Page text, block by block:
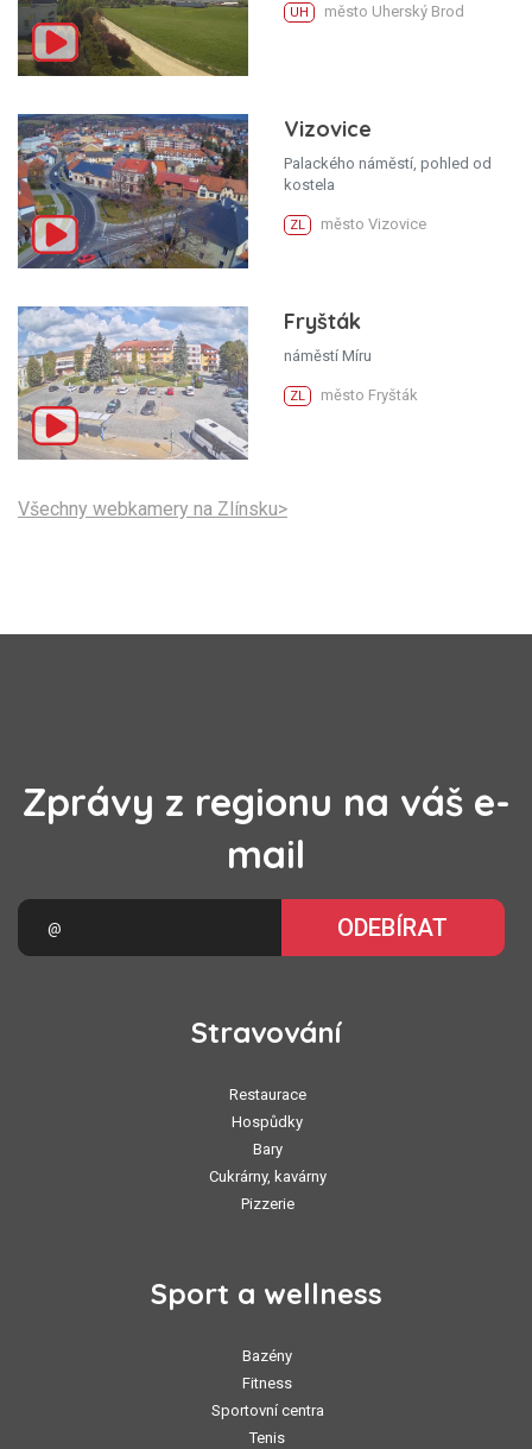
UH město Uherský Brod
Vizovice
Palackého náměstí, pohled od
kostela
ZL město Vizovice
Fryšták
náměstí Míru
ZL město Fryšták
Všechny webkamery na Zlínsku>
Zprávy z regionu na váš e-
mail
ODEBÍRAT
Stravování
Restaurace
Hospůdky
Bary
Cukrárny, kavárny
Pizzerie
Sport a wellness
Bazény
Fitness
Sportovní centra
Tenis